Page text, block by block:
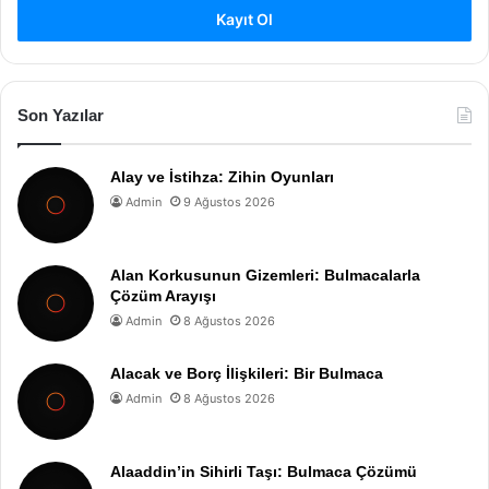
Kayıt Ol
Son Yazılar
Alay ve İstihza: Zihin Oyunları
Admin 9 Ağustos 2026
Alan Korkusunun Gizemleri: Bulmacalarla
Çözüm Arayışı
Admin 8 Ağustos 2026
Alacak ve Borç İlişkileri: Bir Bulmaca
Admin 8 Ağustos 2026
Alaaddin’in Sihirli Taşı: Bulmaca Çözümü